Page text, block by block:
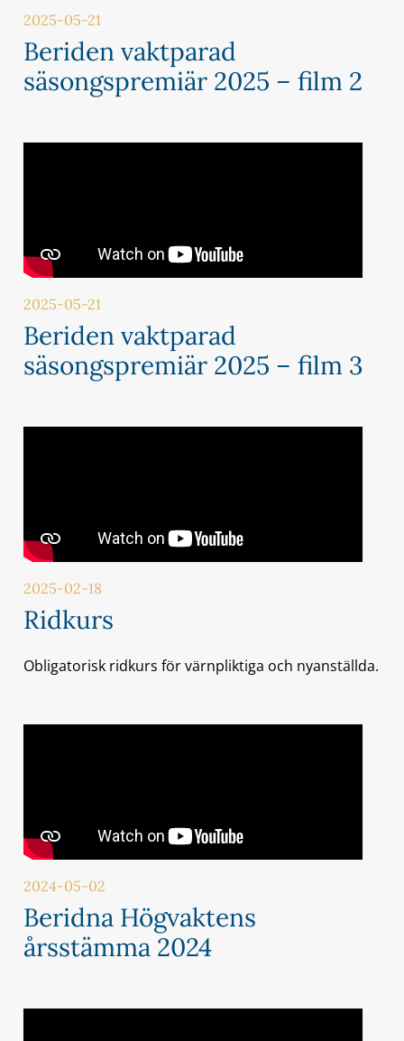
2025-05-21
Beriden vaktparad
säsongspremiär 2025 – film 2
2025-05-21
Beriden vaktparad
säsongspremiär 2025 – film 3
2025-02-18
Ridkurs
Obligatorisk ridkurs för värnpliktiga och nyanställda.
2024-05-02
Beridna Högvaktens
årsstämma 2024